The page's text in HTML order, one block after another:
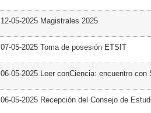
12-05-2025 Magistrales 2025
07-05-2025 Toma de posesión ETSIT
06-05-2025 Leer conCiencia: encuentro con
06-05-2025 Recepción del Consejo de